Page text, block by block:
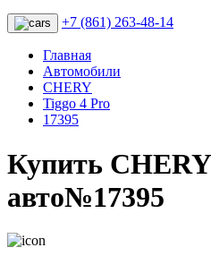
+7 (861) 263-48-14
Главная
Автомобили
CHERY
Tiggo 4 Pro
17395
Купить
авто№17395